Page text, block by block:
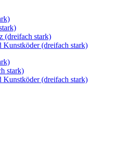
(dreifach stark)
(dreifach stark)
stark)
(dreifach stark)